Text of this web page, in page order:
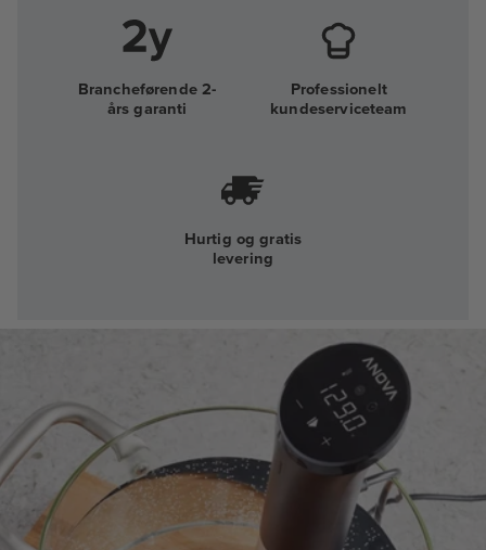
Brancheførende 2-
års garanti
Professionelt
kundeserviceteam
Hurtig og gratis
levering